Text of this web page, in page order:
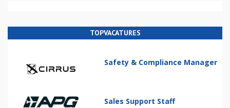
TOPVACATURES
Safety & Compliance Manager
Sales Support Staff